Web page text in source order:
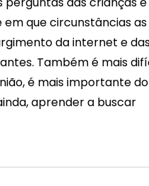
que circunstâncias as
da internet e
Também é mais
é mais importante
aprender a buscar